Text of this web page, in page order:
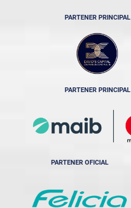
PARTENER PRINCIPAL
PARTENER PRINCIPAL
PARTENER OFICIAL